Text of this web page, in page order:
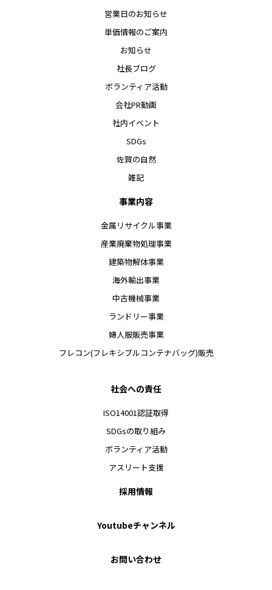
営業日のお知らせ
単価情報のご案内
お知らせ
社長ブログ
ボランティア活動
会社PR動画
社内イベント
SDGs
佐賀の自然
雑記
事業内容
金属リサイクル事業
産業廃棄物処理事業
建築物解体事業
海外輸出事業
中古機械事業
ランドリー事業
婦人服販売事業
フレコン(フレキシブルコンテナバッグ)販売
社会への責任
ISO14001認証取得
SDGsの取り組み
ボランティア活動
アスリート支援
採用情報
Youtubeチャンネル
お問い合わせ